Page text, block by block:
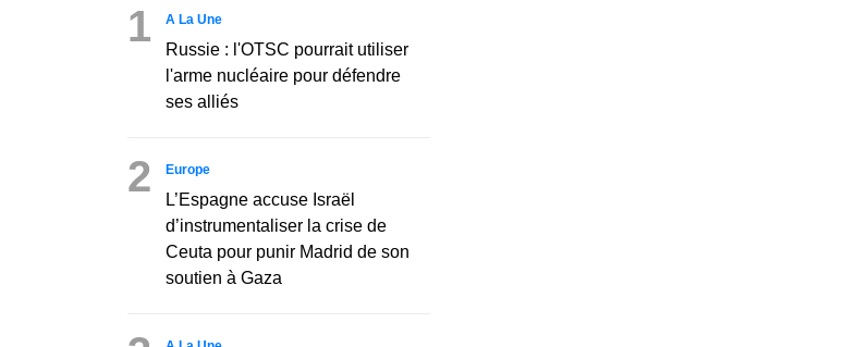
1 A La Une
Russie : l'OTSC pourrait utiliser
l'arme nucléaire pour défendre
ses alliés
2 Europe
L’Espagne accuse Israël
d’instrumentaliser la crise de
Ceuta pour punir Madrid de son
soutien à Gaza